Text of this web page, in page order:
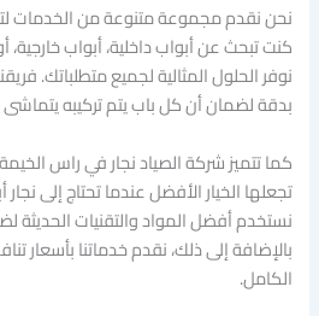
نحن نقدم مجموعة متنوعة من الخدمات
كنت تبحث عن أبواب داخلية، أبواب
نوفر الحلول المثالية لجميع متطلباتك.
بدقة لضمان أن كل باب يتم تركيبه
كما تتميز شركة الصياد نجار في راس الخيمة
تجعلها الخيار الأفضل عندما تحتاج إلى
نستخدم أفضل المواد والتقنيات الحديثة
بالإضافة إلى ذلك، نقدم خدماتنا بأسعار
الكامل.